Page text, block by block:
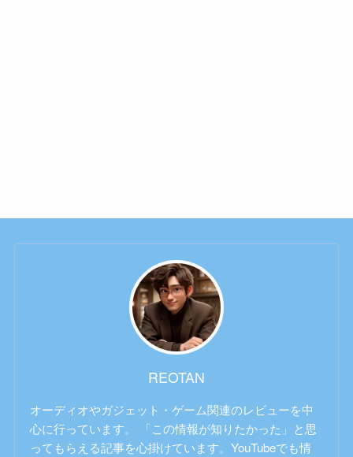
REOTAN
オーディオやガジェット・ゲーム関連のレビューを中
心に行っています。 「この情報が知りたかった」と思
ってもらえる記事を心掛けています。YouTubeでも情